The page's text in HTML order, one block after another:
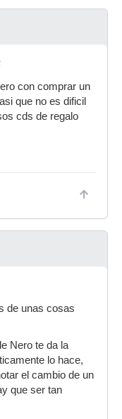
con comprar un
que no es dificil
cds de regalo
de unas cosas
Nero te da la
lo hace,
el cambio de un
que ser tan